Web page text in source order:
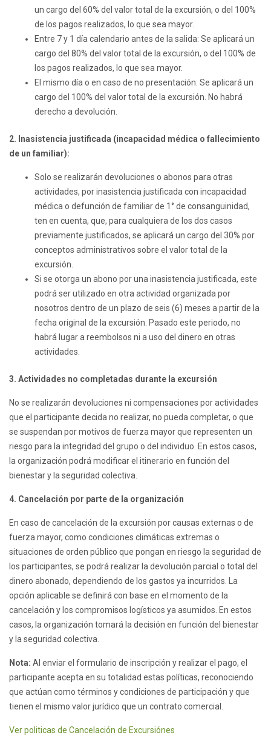
un cargo del 60% del valor total de la excursión, o del 100%
de los pagos realizados, lo que sea mayor.
Entre 7 y 1 día calendario antes de la salida: Se aplicará un
cargo del 80% del valor total de la excursión, o del 100% de
los pagos realizados, lo que sea mayor.
El mismo día o en caso de no presentación: Se aplicará un
cargo del 100% del valor total de la excursión. No habrá
derecho a devolución.
2. Inasistencia justificada (incapacidad médica o fallecimiento
de un familiar):
Solo se realizarán devoluciones o abonos para otras
actividades, por inasistencia justificada con incapacidad
médica o defunción de familiar de 1° de consanguinidad,
ten en cuenta, que, para cualquiera de los dos casos
previamente justificados, se aplicará un cargo del 30% por
conceptos administrativos sobre el valor total de la
excursión.
Si se otorga un abono por una inasistencia justificada, este
podrá ser utilizado en otra actividad organizada por
nosotros dentro de un plazo de seis (6) meses a partir de la
fecha original de la excursión. Pasado este periodo, no
habrá lugar a reembolsos ni a uso del dinero en otras
actividades.
3. Actividades no completadas durante la excursión
No se realizarán devoluciones ni compensaciones por actividades
que el participante decida no realizar, no pueda completar, o que
se suspendan por motivos de fuerza mayor que representen un
riesgo para la integridad del grupo o del individuo. En estos casos,
la organización podrá modificar el itinerario en función del
bienestar y la seguridad colectiva.
4. Cancelación por parte de la organización
En caso de cancelación de la excursión por causas externas o de
fuerza mayor, como condiciones climáticas extremas o
situaciones de orden público que pongan en riesgo la seguridad de
los participantes, se podrá realizar la devolución parcial o total del
dinero abonado, dependiendo de los gastos ya incurridos. La
opción aplicable se definirá con base en el momento de la
cancelación y los compromisos logísticos ya asumidos. En estos
casos, la organización tomará la decisión en función del bienestar
y la seguridad colectiva.
Nota: Al enviar el formulario de inscripción y realizar el pago, el
participante acepta en su totalidad estas políticas, reconociendo
que actúan como términos y condiciones de participación y que
tienen el mismo valor jurídico que un contrato comercial.
Ver politicas de Cancelación de Excursiónes